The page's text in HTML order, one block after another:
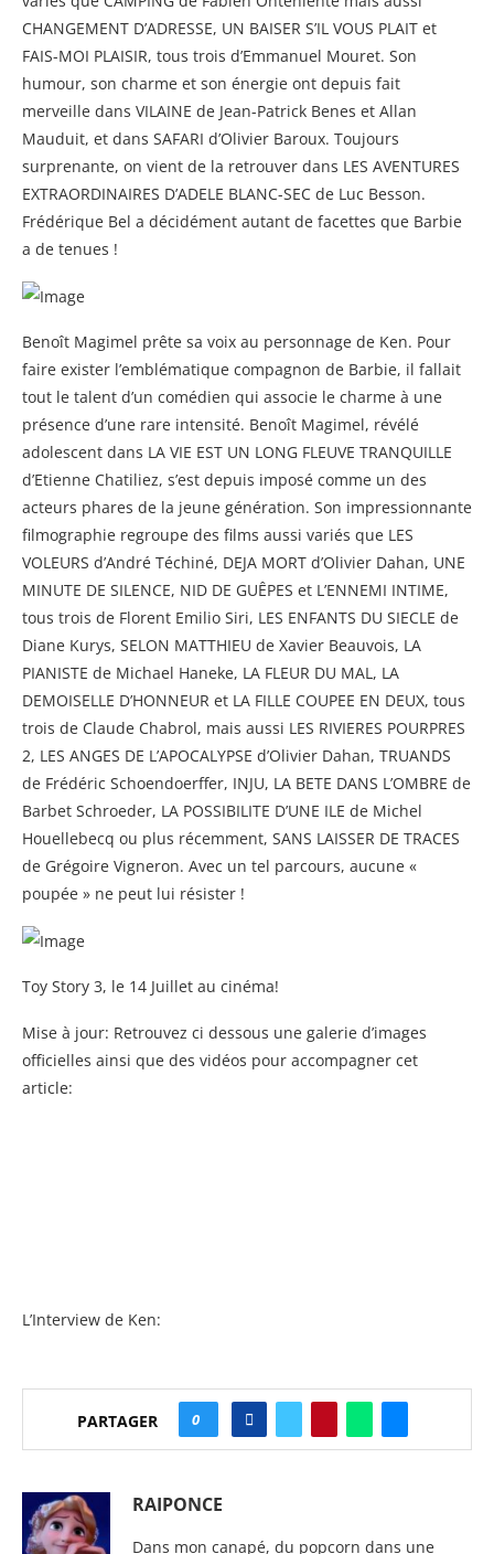
CHANGEMENT D’ADRESSE, UN BAISER S’IL VOUS PLAIT et
FAIS-MOI PLAISIR, tous trois d’Emmanuel Mouret. Son
humour, son charme et son énergie ont depuis fait
merveille dans VILAINE de Jean-Patrick Benes et Allan
Mauduit, et dans SAFARI d’Olivier Baroux. Toujours
surprenante, on vient de la retrouver dans LES AVENTURES
EXTRAORDINAIRES D’ADELE BLANC-SEC de Luc Besson.
Frédérique Bel a décidément autant de facettes que Barbie
a de tenues !
Benoît Magimel prête sa voix au personnage de Ken. Pour
faire exister l’emblématique compagnon de Barbie, il fallait
tout le talent d’un comédien qui associe le charme à une
présence d’une rare intensité. Benoît Magimel, révélé
adolescent dans LA VIE EST UN LONG FLEUVE TRANQUILLE
d’Etienne Chatiliez, s’est depuis imposé comme un des
acteurs phares de la jeune génération. Son impressionnante
filmographie regroupe des films aussi variés que LES
VOLEURS d’André Téchiné, DEJA MORT d’Olivier Dahan, UNE
MINUTE DE SILENCE, NID DE GUÊPES et L’ENNEMI INTIME,
tous trois de Florent Emilio Siri, LES ENFANTS DU SIECLE de
Diane Kurys, SELON MATTHIEU de Xavier Beauvois, LA
PIANISTE de Michael Haneke, LA FLEUR DU MAL, LA
DEMOISELLE D’HONNEUR et LA FILLE COUPEE EN DEUX, tous
trois de Claude Chabrol, mais aussi LES RIVIERES POURPRES
2, LES ANGES DE L’APOCALYPSE d’Olivier Dahan, TRUANDS
de Frédéric Schoendoerffer, INJU, LA BETE DANS L’OMBRE de
Barbet Schroeder, LA POSSIBILITE D’UNE ILE de Michel
Houellebecq ou plus récemment, SANS LAISSER DE TRACES
de Grégoire Vigneron. Avec un tel parcours, aucune «
poupée » ne peut lui résister !
Toy Story 3, le 14 Juillet au cinéma!
Mise à jour: Retrouvez ci dessous une galerie d’images
officielles ainsi que des vidéos pour accompagner cet
article:
L’Interview de Ken:
PARTAGER 0
RAIPONCE
Dans mon canapé, du popcorn dans une